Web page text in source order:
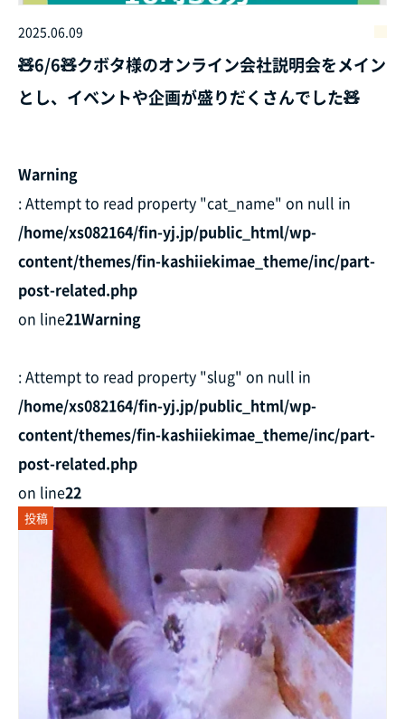
2025.06.09
🧸6/6🧸クボタ様のオンライン会社説明会をメイン
とし、イベントや企画が盛りだくさんでした🧸
Warning
: Attempt to read property "cat_name" on null in
/home/xs082164/fin-yj.jp/public_html/wp-
content/themes/fin-kashiiekimae_theme/inc/part-
post-related.php
on line21Warning
: Attempt to read property "slug" on null in
/home/xs082164/fin-yj.jp/public_html/wp-
content/themes/fin-kashiiekimae_theme/inc/part-
post-related.php
on line22
投稿